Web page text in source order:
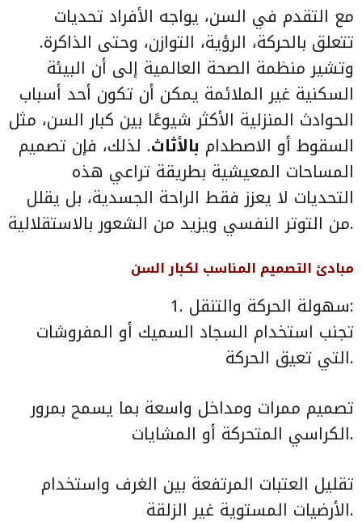
مع التقدم في السن، يواجه الأفراد تحديات
تتعلق بالحركة، الرؤية، التوازن، وحتى الذاكرة.
وتشير منظمة الصحة العالمية إلى أن البيئة
السكنية غير الملائمة يمكن أن تكون أحد أسباب
الحوادث المنزلية الأكثر شيوعًا بين كبار السن، مثل
السقوط أو الاصطدام بالأثاث. لذلك، فإن تصميم
المساحات المعيشية بطريقة تراعي هذه
التحديات لا يعزز فقط الراحة الجسدية، بل يقلل
من التوتر النفسي ويزيد من الشعور بالاستقلالية.
مبادئ التصميم المناسب لكبار السن
1. سهولة الحركة والتنقل:
تجنب استخدام السجاد السميك أو المفروشات
التي تعيق الحركة.
تصميم ممرات ومداخل واسعة بما يسمح بمرور
الكراسي المتحركة أو المشايات.
تقليل العتبات المرتفعة بين الغرف واستخدام
الأرضيات المستوية غير الزلقة.